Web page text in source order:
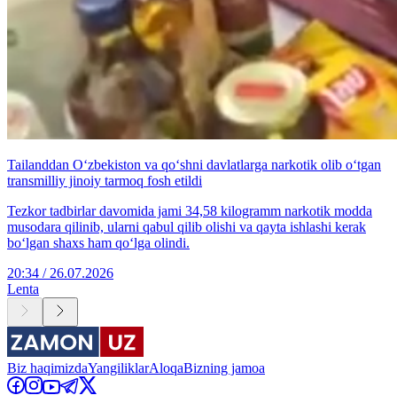
Tailanddan O‘zbekiston va qo‘shni davlatlarga narkotik olib o‘tgan
transmilliy jinoiy tarmoq fosh etildi
Tezkor tadbirlar davomida jami 34,58 kilogramm narkotik modda
musodara qilinib, ularni qabul qilib olishi va qayta ishlashi kerak
bo‘lgan shaxs ham qo‘lga olindi.
20:34 / 26.07.2026
Lenta
Biz haqimizdaYangiliklarAloqaBizning jamoa